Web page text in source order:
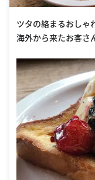
ツタの絡まるおしゃ
海外から来たお客さ